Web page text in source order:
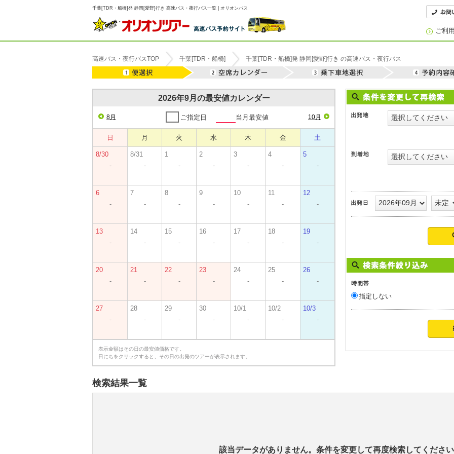
千葉[TDR・船橋]発 静岡[愛野]行き 高速バス・夜行バス一覧 | オリオンバス
ご利
高速バス・夜行バスTOP 千葉[TDR・船橋] 千葉[TDR・船橋]発 静岡[愛野]行き の高速バス・夜行バス
2026年9月の最安値カレンダー
8月 10月
ご指定日 当月最安値
日 月 火 水 木 金 土
8/30
-
8/31
-
1
-
2
-
3
-
4
-
5
-
6
-
7
-
8
-
9
-
10
-
11
-
12
-
13
-
14
-
15
-
16
-
17
-
18
-
19
-
20
-
21
-
22
-
23
-
24
-
25
-
26
-
27
-
28
-
29
-
30
-
10/1
-
10/2
-
10/3
-
表示金額はその日の最安値価格です。
日にちをクリックすると、その日の出発のツアーが表示されます。
指定しない
検索結果一覧
該当データがありません。条件を変更して再度検索してくださ